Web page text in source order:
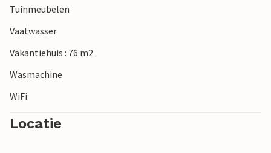
Natuurliefhebbers moeten een bezoek brengen aan het
vogelreservaat Tipperne of het bos- en duinlandschap van
Tuinmeubelen
Vaatwasser
Vakantiehuis : 76 m2
Wasmachine
WiFi
Locatie